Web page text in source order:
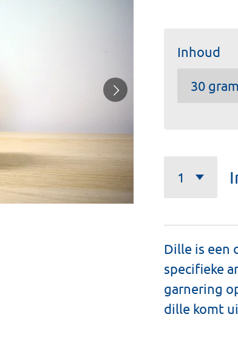
Inhoud
Dille is een
specifieke
garnering
dille komt